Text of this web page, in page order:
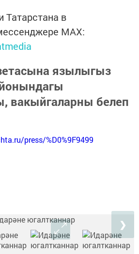
Татарстана в
MАХ:
язылыгыз
вакыйгаларны белеп
press/%D0%9F9499
❯